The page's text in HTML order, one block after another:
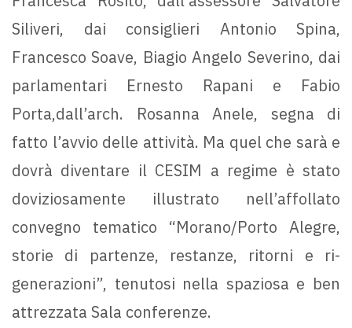
Siliveri, dai consiglieri Antonio Spina,
Francesco Soave, Biagio Angelo Severino, dai
parlamentari Ernesto Rapani e Fabio
Porta,dall’arch. Rosanna Anele, segna di
fatto l’avvio delle attività. Ma quel che sarà e
dovrà diventare il CESIM a regime è stato
doviziosamente illustrato nell’affollato
convegno tematico “Morano/Porto Alegre,
storie di partenze, restanze, ritorni e ri-
generazioni”, tenutosi nella spaziosa e ben
attrezzata Sala conferenze.